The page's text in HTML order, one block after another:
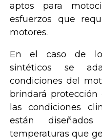
aptos para
esfuerzos que
motores.
En el caso de
sintéticos se
condiciones del
brindará
las condiciones
están
temperaturas que